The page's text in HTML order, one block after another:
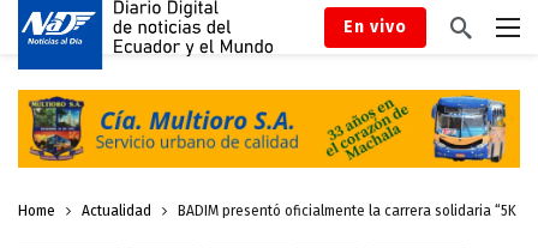
En vivo
Home Actualidad BADIM presentó oficialmente la carrera solidaria “5K